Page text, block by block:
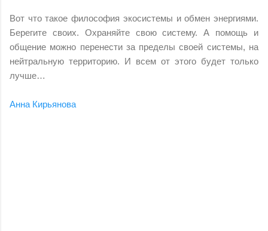
Вот что такое философия экосистемы и обмен энергиями.
Берегите своих. Охраняйте свою систему. А помощь и
общение можно перенести за пределы своей системы, на
нейтральную территорию. И всем от этого будет только
лучше…
Анна Кирьянова